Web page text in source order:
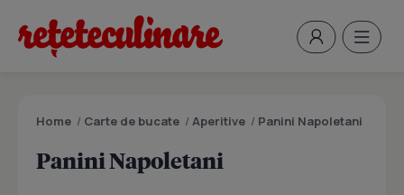
Home / Carte de bucate / Aperitive / Panini Napoletani
Panini Napoletani